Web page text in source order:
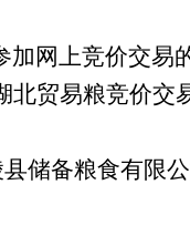
网上竞价交易
贸易粮竞价交
储备粮食有限